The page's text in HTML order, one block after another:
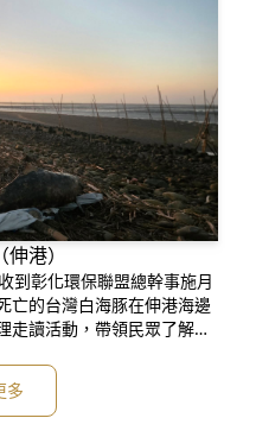
港）
到彰化環保聯盟總幹事施月
亡的台灣白海豚在伸港海邊
走讀活動，帶領民眾了解濁
的工作人員，全部懸著
at Heart Taiwan 台灣蠻野
盟爭分奪秒的想要讓更多的
待透過民間團
多